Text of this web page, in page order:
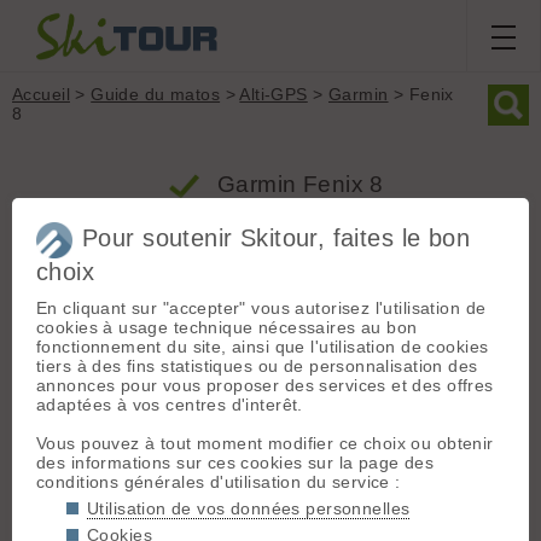
Accueil > Guide du matos > Alti-GPS > Garmin > Fenix
8
Garmin Fenix 8
Produit
Groupe : Alti-GPS
Marque : Garmin
Modèle : Fenix 8
Poids : 102 grammes
Prix indicatif : 1199.00 € - Produit commercialisé depuis la
Description / Informations fabricant
Pour soutenir Skitour, faites le bon
choix
En cliquant sur "accepter" vous autorisez l'utilisation de
cookies à usage technique nécessaires au bon
fonctionnement du site, ainsi que l'utilisation de cookies
tiers à des fins statistiques ou de personnalisation des
annonces pour vous proposer des services et des offres
adaptées à vos centres d'interêt.
Vous pouvez à tout moment modifier ce choix ou obtenir
des informations sur ces cookies sur la page des
conditions générales d'utilisation du service :
Utilisation de vos données personnelles
Cookies